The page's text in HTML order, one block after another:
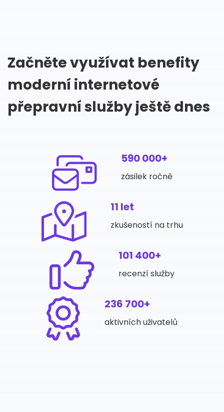
Začněte využívat benefity
moderní internetové
přepravní služby ještě dnes
590 000+
zásilek ročně
11 let
zkušeností na trhu
101 400+
recenzí služby
236 700+
aktivních uživatelů